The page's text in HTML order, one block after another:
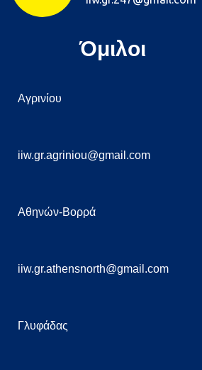
Όμιλοι
Αγρινίου
iiw.gr.agriniou@gmail.com
Αθηνών-Βορρά
iiw.gr.athensnorth@gmail.com
Γλυφάδας